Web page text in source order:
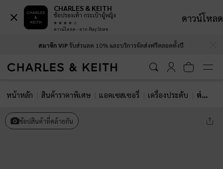
สมาชิก VIPรับส่วนลด 10% และบริการจัดส่งฟรีตลอดทั้งปี
หน้าหลัก สินค้าราคาพิเศษ แอคเซสเซอรี่ เครื่องประดับ ต่างหูแบบห่วงประดับมุกทรงหยดน้ำรุ่น Corrine
ช้อปสินค้าที่คล้ายกัน
CHARLES & KEITH
ช้อปรองเท้า กระเป๋าผู้หญิง
ดาวน์โหลด - จาก Play Store
ดาวน์โหลด